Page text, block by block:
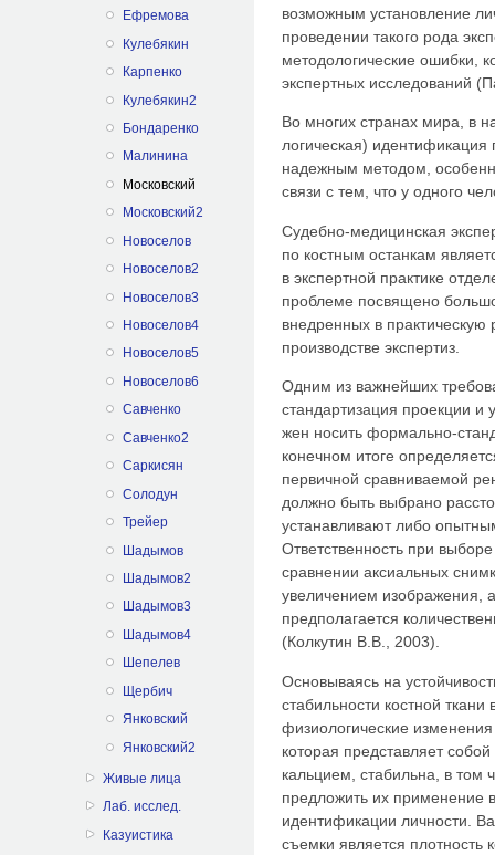
Ефремова
Кулебякин
Карпенко
Кулебякин2
Бондаренко
Малинина
Московский
Московский2
Новоселов
Новоселов2
Новоселов3
Новоселов4
Новоселов5
Новоселов6
Савченко
Савченко2
Саркисян
Солодун
Трейер
Шадымов
Шадымов2
Шадымов3
Шадымов4
Шепелев
Щербич
Янковский
Янковский2
Живые лица
Лаб. исслед.
Казуистика
возможным установление
проведении такого рода
методо­логические ошибки,
эксперт­ных исследований
Во многих странах мира, в
логическая)
надежным методом,
связи с тем, что у одного
Судебно-медицинская
по костным останкам
в экспертной практике
проблеме посвящено
внедренных в
производстве экспертиз.
Одним из важнейших
стандартизация проекции
жен носить формально-
ко­нечном итоге
первичной сравниваемой
должно быть вы­брано
устанавливают либо
Ответственность при
сравнении аксиальных
увеличением изображения,
предполагается
(Колкутин В.В., 2003).
Основываясь на
стабильности костной
физиологические
ко­торая представляет
кальцием, стабильна, в том
предложить их применение
идентификации личности.
съемки является плотность